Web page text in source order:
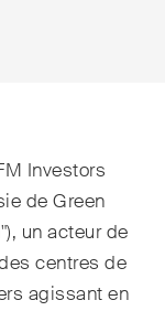
Investors
de Green
un acteur de
centres de
agissant en